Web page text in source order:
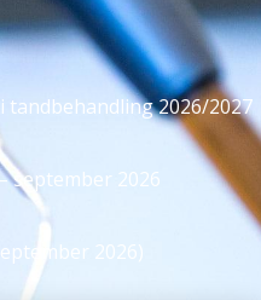
2026/2027
september 2026
2026)